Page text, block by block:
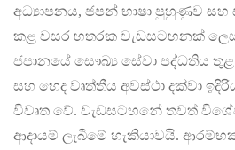
අධ්‍යාපනය, ජපන් භාෂා පුහුණුව සහ
කළ වසර හතරක වැඩසටහනක්
ජපානයේ සෞඛ්‍ය සේවා පද්ධතිය
සහ හෙද වෘත්තීය අවස්ථා දක්වා
විවෘත වේ. වැඩසටහනේ තවත්
ආදායම් ලැබීමේ හැකියාවයි.